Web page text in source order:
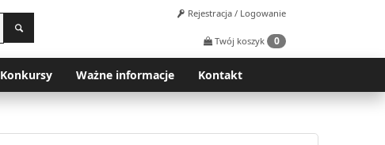
Rejestracja / Logowanie
Twój koszyk 0
Konkursy Ważne informacje Kontakt